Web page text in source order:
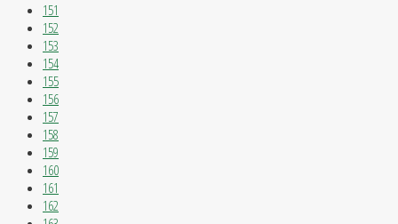
151
152
153
154
155
156
157
158
159
160
161
162